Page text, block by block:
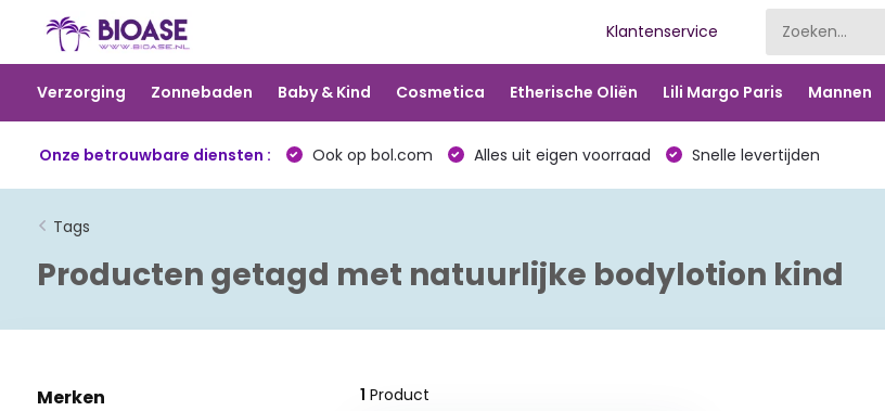
Klantenservice
Verzorging Zonnebaden Baby & Kind Cosmetica Etherische Oliën Lili Margo Paris Mannen
Onze betrouwbare diensten : Ook op bol.com Alles uit eigen voorraad Snelle levertijden
Tags
Producten getagd met natuurlijke bodylotion kind
Merken 1 Product